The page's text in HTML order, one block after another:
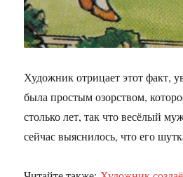
Художник отрицает этот факт,
была простым озорством,
столько лет, так что весёлый
сейчас выяснилось, что его